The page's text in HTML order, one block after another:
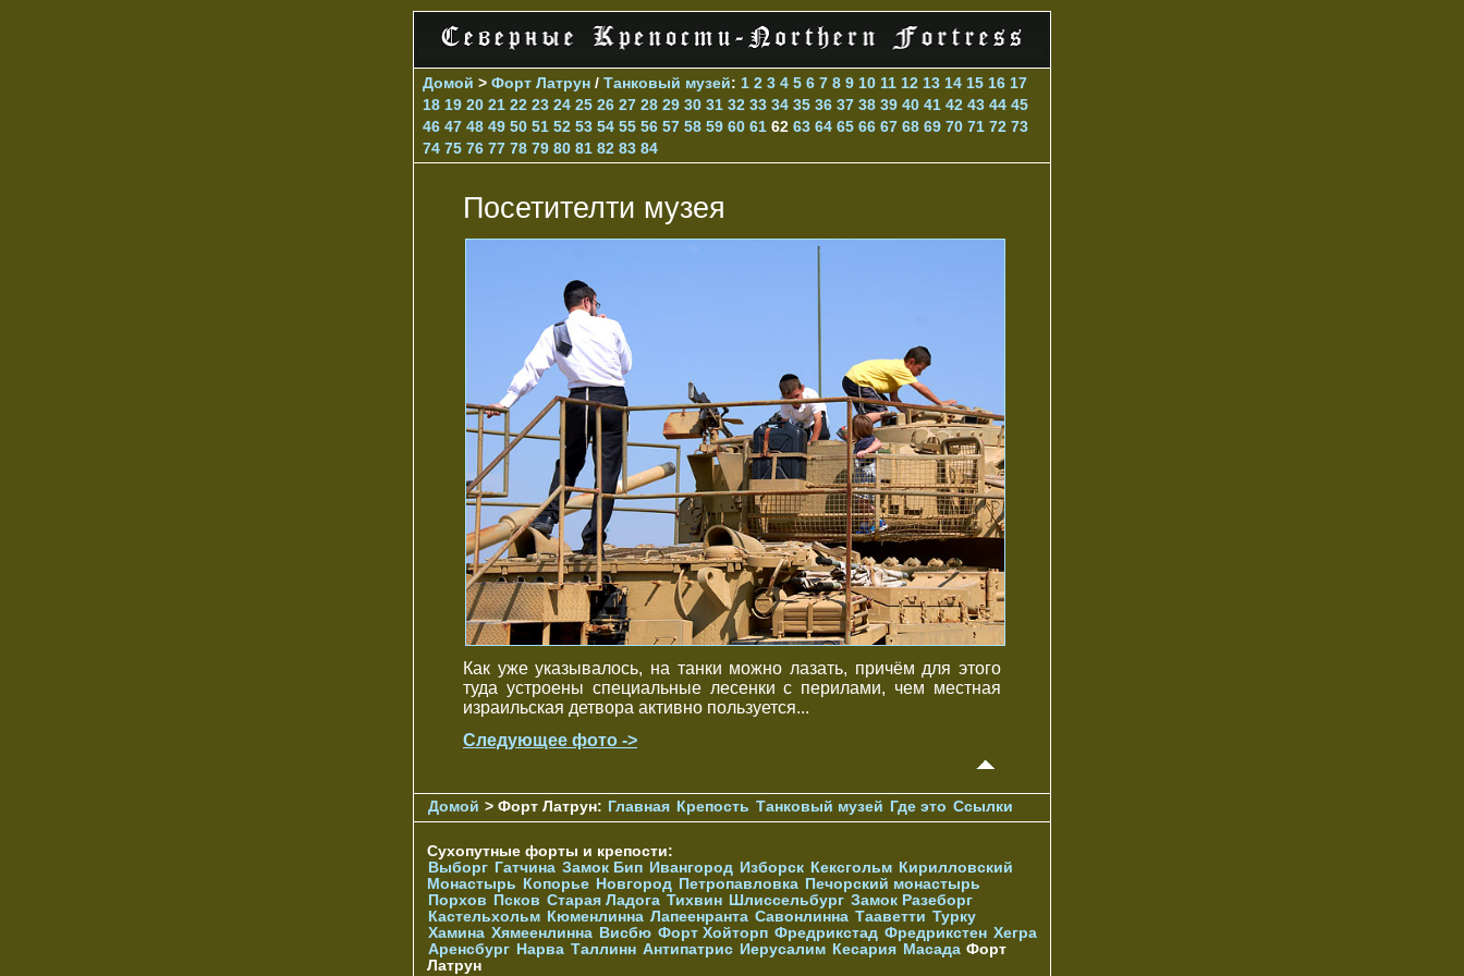
Домой > Форт Латрун / Танковый музей: 1 2 3 4 5 6 7 8 9 10 11 12 13 14 15 16 17
18 19 20 21 22 23 24 25 26 27 28 29 30 31 32 33 34 35 36 37 38 39 40 41 42 43 44 45
46 47 48 49 50 51 52 53 54 55 56 57 58 59 60 61 62 63 64 65 66 67 68 69 70 71 72 73
74 75 76 77 78 79 80 81 82 83 84
Посетителти музея
Как уже указывалось, на танки можно лазать, причём для этого
туда устроены специальные лесенки с перилами, чем местная
израильская детвора активно пользуется...
Следующее фото ->
Домой > Форт Латрун: Главная Крепость Танковый музей Где это Ссылки
Сухопутные форты и крепости:
Выборг Гатчина Замок Бип Ивангород Изборск Кексгольм Кирилловский
Монастырь
Копорье Новгород Петропавловка Печорcкий монастырь
Порхов
Псков Старая Ладога Тихвин Шлиссельбург Замок Разеборг
Кастельхольм Кюменлинна Лапеенранта Савонлинна Тааветти Турку
Хамина Хямеенлинна Висбю Форт Хойторп Фредрикстад Фредрикстен Хегра
Аренсбург Нарва Таллинн Антипатрис Иерусалим Кесария Масада Форт
Латрун